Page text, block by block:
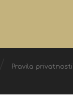
Pravila privatnosti